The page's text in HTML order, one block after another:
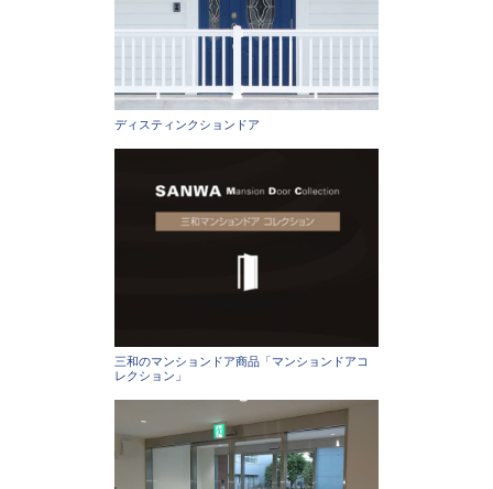
ディスティンクションドア
三和のマンションドア商品「マンションドアコ
レクション」